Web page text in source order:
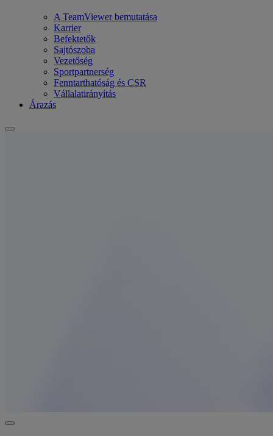
A TeamViewer bemutatása
Karrier
Befektetők
Sajtószoba
Vezetőség
Sportpartnerség
Fenntarthatóság és CSR
Vállalatirányítás
Árazás